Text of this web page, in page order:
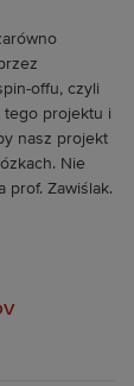
offu, czyli
tego projektu i
nasz projekt
Nie
prof. Zawiślak.